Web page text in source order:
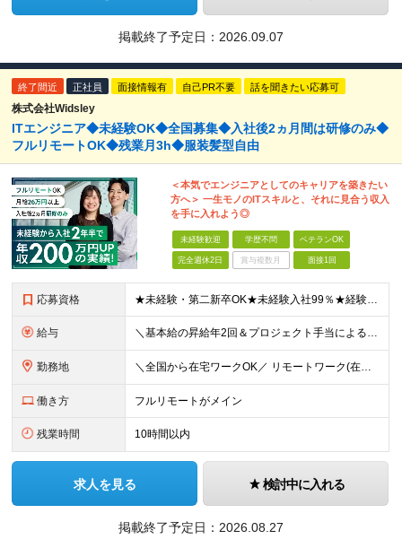
掲載終了予定日： 2026.09.07
終了間近 正社員 面接情報有 自己PR不要 話を聞きたい応募可
株式会社Widsley
ITエンジニア◆未経験OK◆全国募集◆入社後2ヵ月間は研修のみ◆
フルリモートOK◆残業月3h◆服装髪型自由
＜本気でエンジニアとしてのキャリアを築きたい
方へ＞ 一生モノのITスキルと、それに見合う収入
を手に入れよう◎
未経験歓迎 学歴不問 ベテランOK
完全週休2日 賞与複数月 面接1回
応募資格 ★未経験・第二新卒OK★未経験入社99％★経験が浅めの方も歓迎します ■前職不問 ■学歴不問 ★経験者も同時募集中です！ 開発工程不問！幅広い年齢・スキル・工程のエンジニアが活躍中です ≪志望動
給与 ＼基本給の昇給年2回＆プロジェクト手当による昇給年12回！！／ 【経験者の場合】 月給33万円～70万円＋プロジェクト手当＋資格手当 ★スキルや経験を考慮の上、優遇します ★上記給与には固定残業代
勤務地 ＼全国から在宅ワークOK／ リモートワーク(在宅勤務)or東京23区、大阪のお客様先での勤務 ★転勤はありません ★希望を考慮の上配属先を決定します ★リモートワーク率5割強 ★フルリモートの場合は
働き方 フルリモートがメイン
残業時間 10時間以内
求人を見る 検討中に入れる
掲載終了予定日： 2026.08.27